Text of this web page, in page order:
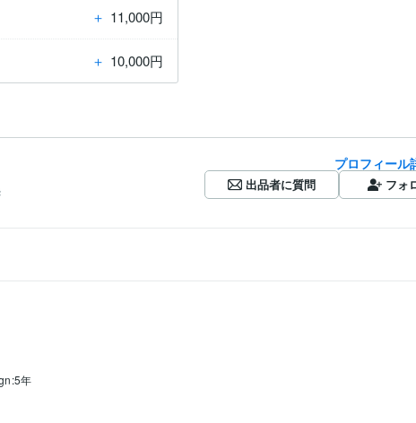
＋ 11,000円
＋ 10,000円
プロフィール
出品者に質問 フォ
年